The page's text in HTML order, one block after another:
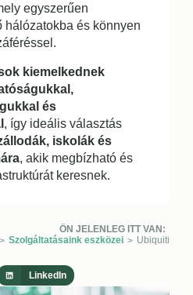
egyszerűen
hálózatokba és könnyen
kiemelkednek
és
, így ideális választás
iskolák és
, akik megbízható és
keresnek.
ÖN JELENLEG ITT VAN:
> Szolgáltatásaink eszközei > Ubiquiti
LinkedIn